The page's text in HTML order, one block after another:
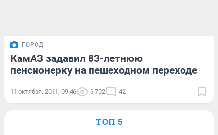
ГОРОД
КамАЗ задавил 83-летнюю
пенсионерку на пешеходном переходе
11 октября, 2011, 09:46 6 702 42
ТОП 5